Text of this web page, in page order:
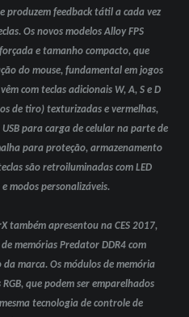
produzem feedback tátil a cada vez
Os novos modelos Alloy FPS
e tamanho compacto, que
do mouse, fundamental em jogos
com teclas adicionais W, A, S e D
de tiro) texturizadas e vermelhas,
para carga de celular na parte de
para proteção, armazenamento
são retroiluminadas com LED
modos personalizáveis.
também apresentou na CES 2017,
memórias Predator DDR4 com
marca. Os módulos de memória
que podem ser emparelhados
tecnologia de controle de